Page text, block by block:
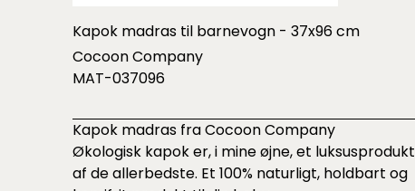
Kapok madras til barnevogn - 37x96 cm
Cocoon Company
MAT-037096
Kapok madras fra Cocoon Company
Økologisk kapok er, i mine øjne, et luksusprodukt
af de allerbedste. Et 100% naturligt, holdbart og